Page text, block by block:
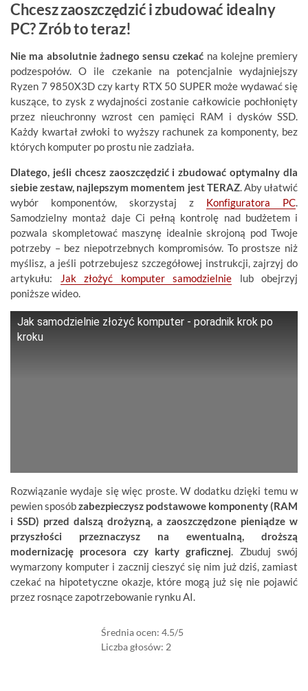
Chcesz zaoszczędzić i zbudować idealny
PC? Zrób to teraz!
Nie ma absolutnie żadnego sensu czekać na kolejne premiery
podzespołów. O ile czekanie na potencjalnie wydajniejszy
Ryzen 7 9850X3D czy karty RTX 50 SUPER może wydawać się
kuszące, to zysk z wydajności zostanie całkowicie pochłonięty
przez nieuchronny wzrost cen pamięci RAM i dysków SSD.
Każdy kwartał zwłoki to wyższy rachunek za komponenty, bez
których komputer po prostu nie zadziała.
Dlatego, jeśli chcesz zaoszczędzić i zbudować optymalny dla
siebie zestaw, najlepszym momentem jest TERAZ. Aby ułatwić
wybór komponentów, skorzystaj z Konfiguratora PC.
Samodzielny montaż daje Ci pełną kontrolę nad budżetem i
pozwala skompletować maszynę idealnie skrojoną pod Twoje
potrzeby – bez niepotrzebnych kompromisów. To prostsze niż
myślisz, a jeśli potrzebujesz szczegółowej instrukcji, zajrzyj do
artykułu:
Jak złożyć komputer samodzielnie lub obejrzyj
poniższe wideo.
Jak samodzielnie złożyć komputer - poradnik krok po
kroku
Rozwiązanie wydaje się więc proste. W dodatku dzięki temu w
pewien sposóbzabezpieczysz podstawowe komponenty (RAM
i SSD) przed dalszą drożyzną, a zaoszczędzone pieniądze w
przyszłości przeznaczysz na ewentualną, droższą
modernizację procesora czy karty graficznej. Zbuduj swój
wymarzony komputer i zacznij cieszyć się nim już dziś, zamiast
czekać na hipotetyczne okazje, które mogą już się nie pojawić
przez rosnące zapotrzebowanie rynku AI.
Średnia ocen: 4.5/5
Liczba głosów: 2